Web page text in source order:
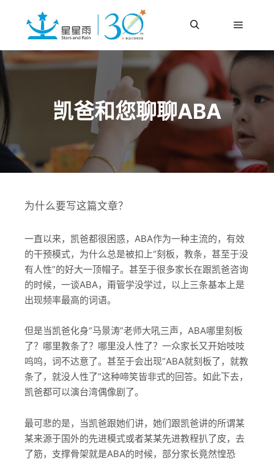
凯爸和您聊聊ABA
为什么要写这篇文章？
一直以来，凯爸都很困惑，ABA作为一种主流的，有效
的干预模式，为什么总是被扣上“刻板，教条，甚至于没
有人性”的好大一顶帽子。甚至于很多家长在跟凯爸咨询
的时候，一谈ABA，甭管学没学过，以上三条基本上是
出现频率最高的词语。
但是当凯爸化身“马景涛”老师大吼三声，ABA哪里刻板
了？哪里教条了？哪里没人性了？一众家长又开始吱吱
呜呜，词不达意了。甚至于会出现“ABA就刻板了，就教
条了，就没人性了”这种啼笑皆非式的回答。如此下去，
凯爸都可以演台湾偶像剧了。
最可悲的是，当凯爸跟她们讲，她们跟凯爸讲的所谓某
某来源于国外的先进模式或者某某先进教程扒了皮，去
了筋，支撑骨架就是ABA的时候，部分家长竟然惶恐